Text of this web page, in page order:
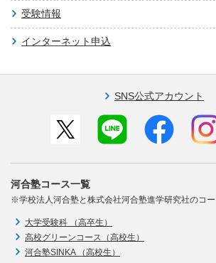
受験情報
インターネット申込
SNS公式アカウント
河合塾コース一覧
※学校法人河合塾と株式会社河合塾進学研究社のコー
大学受験科 （高卒生）
高校グリーンコース（高校生）
河合塾SINKA （高校生）